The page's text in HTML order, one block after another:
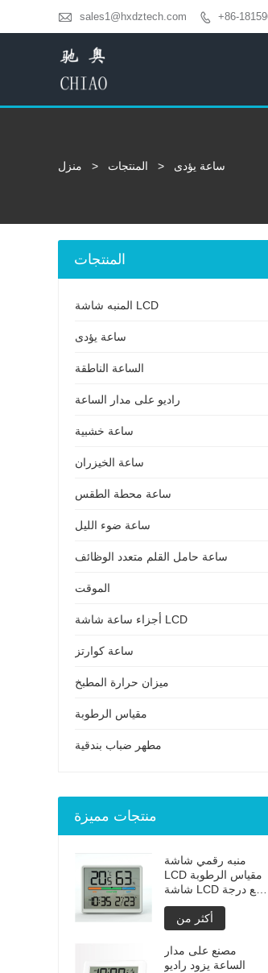
 sales1@hxdztech.com  +86-
منزل > المنتجات > ساعة يؤدى
المنتجات
المنبه شاشة LCD
ساعة يؤدى
الساعة الناطقة
راديو على مدار الساعة
ساعة خشبية
ساعة الخيزران
ساعة محطة الطقس
ساعة ضوء الليل
ساعة حامل القلم متعدد الوظائف
الموقت
أجزاء ساعة شاشة LCD
ساعة كوارتز
ميزان حرارة المطبخ
مقياس الرطوبة
مطهر ضباب بندقية
منتجات مميزة
منبه رقمي شاشة
LCD مقياس الرطوبة
شاشة LCD مع درجة
حرارة اللون والرطوبة
سكريم
أكثر من
مصنع على مدار
الساعة يزود راديو